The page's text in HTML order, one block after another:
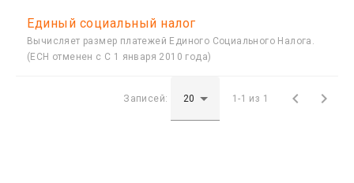
Единый социальный налог
Вычисляет размер платежей Единого Социального Налога.
(ЕСН отменен с С 1 января 2010 года)
Записей: 1-1 из 1  